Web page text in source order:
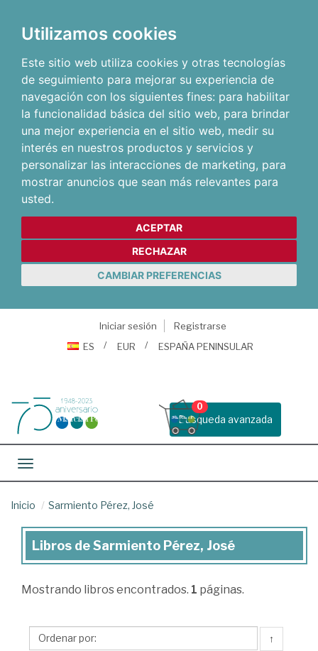
Utilizamos cookies
Este sitio web utiliza cookies y otras tecnologías
de seguimiento para mejorar su experiencia de
navegación con los siguientes fines: para habilitar
la funcionalidad básica del sitio web, para brindar
una mejor experiencia en el sitio web, medir su
interés en nuestros productos y servicios y
personalizar las interacciones de marketing, para
mostrar anuncios que sean más relevantes para
usted.
ACEPTAR
RECHAZAR
CAMBIAR PREFERENCIAS
Iniciar sesión
Registrarse
ES
EUR ESPAÑA PENINSULAR
Busqueda avanzada
0
Toggle navigation
Inicio Sarmiento Pérez, José
Libros
Sarmiento
José
Libros de Sarmiento Pérez, José
Mostrando libros encontrados. 1 páginas.
↑